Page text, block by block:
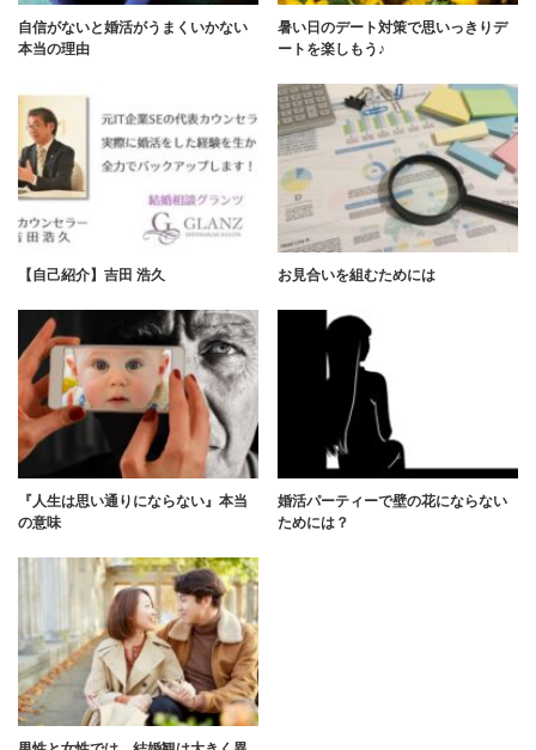
自信がないと婚活がうまくいかない
本当の理由
暑い日のデート対策で思いっきりデ
ートを楽しもう♪
【自己紹介】吉田 浩久 お見合いを組むためには
『人生は思い通りにならない』本当
の意味
婚活パーティーで壁の花にならない
ためには？